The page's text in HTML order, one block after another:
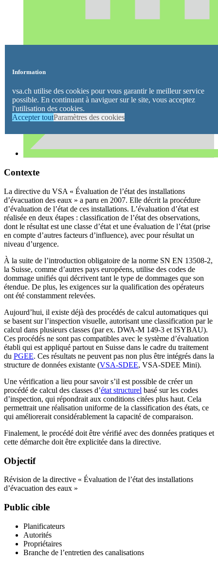
Contexte
La directive du VSA « Évaluation de l’état des installations
d’évacuation des eaux » a paru en 2007. Elle décrit la procédure
d’évaluation de l’état de ces installations. L’évaluation d’état est
réalisée en deux étapes : classification de l’état des observations,
dont le résultat est une classe d’état et une évaluation de l’état (prise
en compte d’autres facteurs d’influence), avec pour résultat un
niveau d’urgence.
À la suite de l’introduction obligatoire de la norme SN EN 13508-2,
la Suisse, comme d’autres pays européens, utilise des codes de
dommage unifiés qui décrivent tant le type de dommages que son
étendue. De plus, les exigences sur la qualification des opérateurs
ont été constamment relevées.
Aujourd’hui, il existe déjà des procédés de calcul automatiques qui
se basent sur l’inspection visuelle, autorisant une classification par le
calcul dans plusieurs classes (par ex. DWA-M 149-3 et ISYBAU).
Ces procédés ne sont pas compatibles avec le système d’évaluation
établi qui est appliqué partout en Suisse dans le cadre du traitement
du PGEE. Ces résultats ne peuvent pas non plus être intégrés dans la
structure de données existante (VSA-SDEE, VSA-SDEE Mini).
Une vérification a lieu pour savoir s’il est possible de créer un
procédé de calcul des classes d’état structurel basé sur les codes
d’inspection, qui répondrait aux conditions citées plus haut. Cela
permettrait une réalisation uniforme de la classification des états, ce
qui améliorerait considérablement la capacité de comparaison.
Finalement, le procédé doit être vérifié avec des données pratiques et
cette démarche doit être explicitée dans la directive.
Objectif
Révision de la directive « Évaluation de l’état des installations
d’évacuation des eaux »
Public cible
Planificateurs
Autorités
Propriétaires
Branche de l’entretien des canalisations
Information
vsa.ch utilise des cookies pour vous garantir le meilleur service
possible. En continuant à naviguer sur le site, vous acceptez
l'utilisation des cookies.
Accepter toutParamètres des cookies